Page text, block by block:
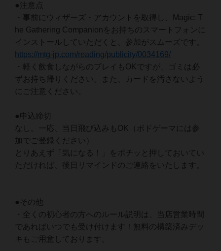
●注意点
・事前にウィザーズ・アカウントを取得し、Magic: T
he Gathering Companionをお持ちのスマートフォンに
インストールしていただくと、参加がスムーズです。
https://mtg-jp.com/reading/publicity/0034169/
・軽く飲食しながらのプレイもOKですが、ゴミは必
ずお持ち帰りください。また、カードを汚さないよう
にご注意ください。
●申込締切
なし。一応、当日飛び込みもOK（ボドゲーマには参
加でご登録ください）
とりあえず「気になる！」をポチッと押しておいてい
ただければ、後日リマインドのご連絡をいたします。
●その他
・全くの初心者の方へのルール説明は、当店営業時間
であればいつでも受け付けます！無料の構築済みデッ
キもご用意しております。